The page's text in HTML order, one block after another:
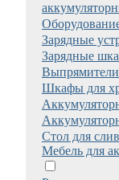
Зарядные
Зарядные
Шкафы для
Стол для
Мебель для